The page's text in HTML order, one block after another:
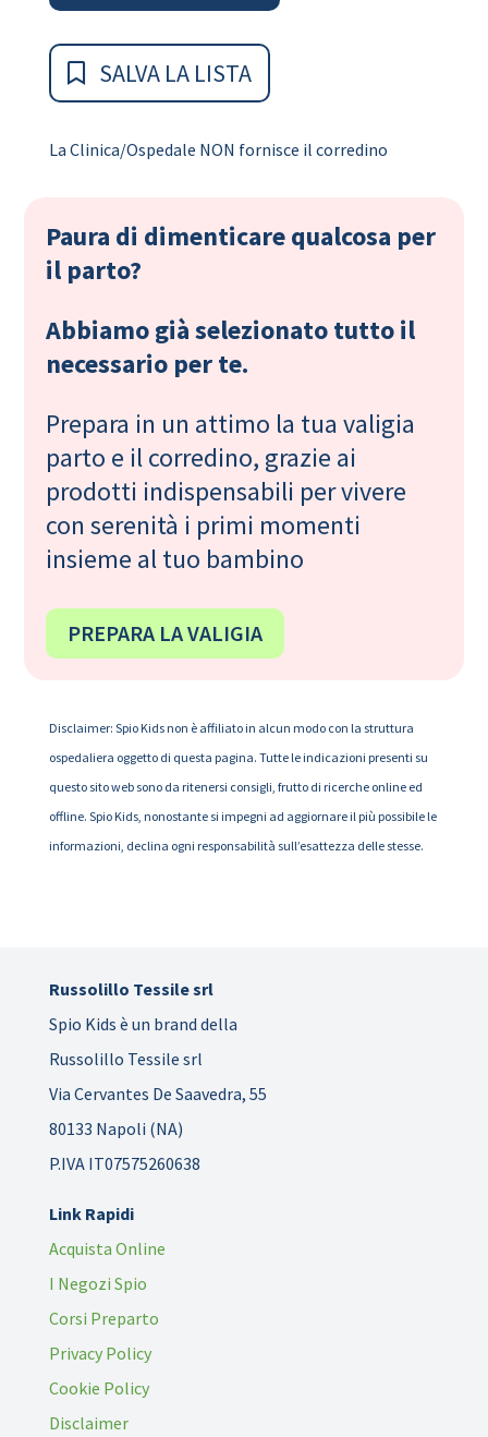
SALVA LA LISTA
La Clinica/Ospedale NON fornisce il corredino
Paura di dimenticare qualcosa per
il parto?
Abbiamo già selezionato tutto il
necessario per te.
Prepara in un attimo la tua valigia
parto e il corredino, grazie ai
prodotti indispensabili per vivere
con serenità i primi momenti
insieme al tuo bambino
PREPARA LA VALIGIA
Disclaimer: Spio Kids non è affiliato in alcun modo con la struttura
ospedaliera oggetto di questa pagina. Tutte le indicazioni presenti su
questo sito web sono da ritenersi consigli, frutto di ricerche online ed
offline. Spio Kids, nonostante si impegni ad aggiornare il più possibile le
informazioni, declina ogni responsabilità sull’esattezza delle stesse.
Russolillo Tessile srl
Spio Kids è un brand della
Russolillo Tessile srl
Via Cervantes De Saavedra, 55
80133 Napoli (NA)
P.IVA IT07575260638
Link Rapidi
Acquista Online
I Negozi Spio
Corsi Preparto
Privacy Policy
Cookie Policy
Disclaimer